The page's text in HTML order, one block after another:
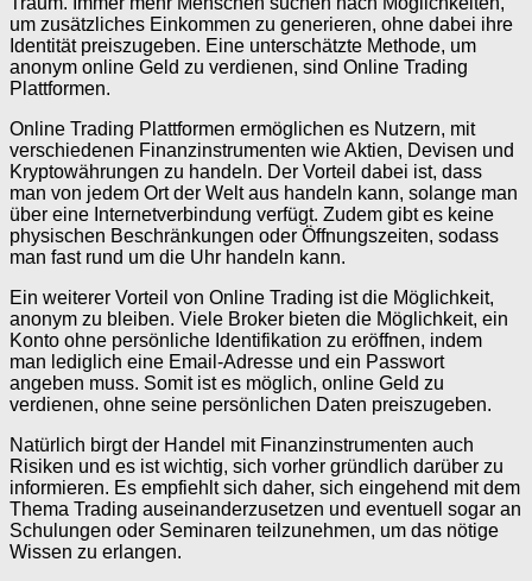
um zusätzliches Einkommen zu generieren, ohne dabei ihre
Identität preiszugeben. Eine unterschätzte Methode, um
anonym online Geld zu verdienen, sind Online Trading
Plattformen.
Online Trading Plattformen ermöglichen es Nutzern, mit
verschiedenen Finanzinstrumenten wie Aktien, Devisen und
Kryptowährungen zu handeln. Der Vorteil dabei ist, dass
man von jedem Ort der Welt aus handeln kann, solange man
über eine Internetverbindung verfügt. Zudem gibt es keine
physischen Beschränkungen oder Öffnungszeiten, sodass
man fast rund um die Uhr handeln kann.
Ein weiterer Vorteil von Online Trading ist die Möglichkeit,
anonym zu bleiben. Viele Broker bieten die Möglichkeit, ein
Konto ohne persönliche Identifikation zu eröffnen, indem
man lediglich eine Email-Adresse und ein Passwort
angeben muss. Somit ist es möglich, online Geld zu
verdienen, ohne seine persönlichen Daten preiszugeben.
Natürlich birgt der Handel mit Finanzinstrumenten auch
Risiken und es ist wichtig, sich vorher gründlich darüber zu
informieren. Es empfiehlt sich daher, sich eingehend mit dem
Thema Trading auseinanderzusetzen und eventuell sogar an
Schulungen oder Seminaren teilzunehmen, um das nötige
Wissen zu erlangen.